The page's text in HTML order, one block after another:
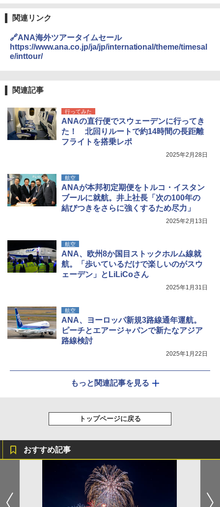
関連リンク
🔗ANA海外ツアータイムセール
https://www.ana.co.jp/ja/jp/international/theme/timesal
e/inttour/
関連記事
行ってみた
ANAの直行便でスウェーデンに行ってき
た！ 北回りルートで約14時間の長距離
フライトを搭乗レポ
2025年2月28日
航空
ANAが本邦初定期便をトルコ・イスタン
ブールに就航。井上社長「次の100年の
結びつきをさらに強くするため尽力」
2025年2月13日
航空
ANA、欧州8か国目ストックホルム線就
航。「歩いているだけで楽しいのがスウ
ェーデン」とLiLiCoさん
2025年1月31日
航空
ANA、ヨーロッパ新規3路線通年運航。
ピーチとエアージャパンで新たなアジア
路線検討
2025年1月22日
もっと関連記事を見る
トップページに戻る
おすすめ記事